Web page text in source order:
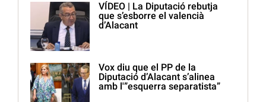
VÍDEO | La Diputació rebutja
que s’esborre el valencià
d’Alacant
Vox diu que el PP de la
Diputació d’Alacant s’alinea
amb l'”esquerra separatista”